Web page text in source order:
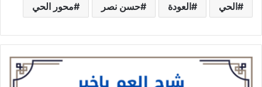
الحي العودة حسن نصر محور الحي
شرح
نص